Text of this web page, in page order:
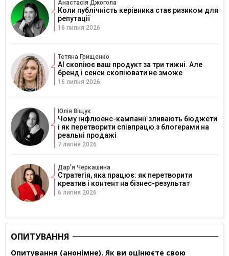
Анастасія Джогола
Коли публічність керівника стає ризиком для
репутації
16 липня 2026
Тетяна Грищенко
AI скопіює ваш продукт за три тижні. Але
бренд і сенси скопіювати не зможе
16 липня 2026
Юлія Віщук
Чому інфлюенс-кампанії зливають бюджети
і як перетворити співпрацю з блогерами на
реальні продажі
7 липня 2026
Дарʼя Черкашина
Стратегія, яка працює: як перетворити
креатив і контент на бізнес-результат
6 липня 2026
ОПИТУВАННЯ
Опитування (анонімне). Як ви оцінюєте свою